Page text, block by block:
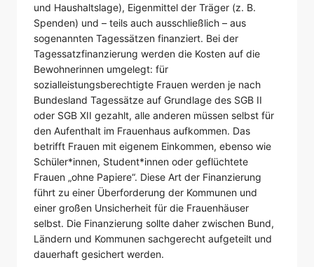
und Haushaltslage), Eigenmittel der Träger (z. B.
Spenden) und – teils auch ausschließlich – aus
sogenannten Tagessätzen finanziert. Bei der
Tagessatzfinanzierung werden die Kosten auf die
Bewohnerinnen umgelegt: für
sozialleistungsberechtigte Frauen werden je nach
Bundesland Tagessätze auf Grundlage des SGB II
oder SGB XII gezahlt, alle anderen müssen selbst für
den Aufenthalt im Frauenhaus aufkommen. Das
betrifft Frauen mit eigenem Einkommen, ebenso wie
Schüler*innen, Student*innen oder geflüchtete
Frauen „ohne Papiere“. Diese Art der Finanzierung
führt zu einer Überforderung der Kommunen und
einer großen Unsicherheit für die Frauenhäuser
selbst. Die Finanzierung sollte daher zwischen Bund,
Ländern und Kommunen sachgerecht aufgeteilt und
dauerhaft gesichert werden.